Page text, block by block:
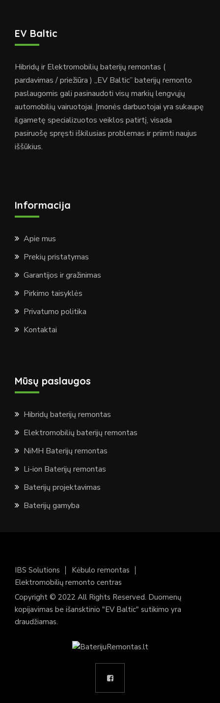
EV Baltic
Hibridų ir Elektromobilių baterijų remontas (
pardavimas / priežiūra ) „EV Baltic” baterijų remonto
paslaugomis gali pasinaudoti visų markių lengvųjų
automobilių vairuotojai. Įmonės darbuotojai yra sukaupę
ilgametę specializuotos veiklos patirtį, visada
pasiruošę spręsti iškilusias problemas ir priimti naujus
iššūkius.
Informacija
Apie mus
Prekių pristatymas
Garantijos ir gražinimas
Pirkimo taisyklės
Privatumo politika
Kontaktai
Mūsų paslaugos
Hibridų baterijų remontas
Elektromobilių baterijų remontas
NiMH Baterijų remontas
Li-ion Baterijų remontas
Baterijų projektavimas
Baterijų gamyba
IBS Solutions
Kėbulo remontas
Elektromobilių remonto centras
Copyright © 2022 All Rights Reserved. Duomenų
kopijavimas be išansktinio "EV Baltic" sutikimo yra
draudžiamas.